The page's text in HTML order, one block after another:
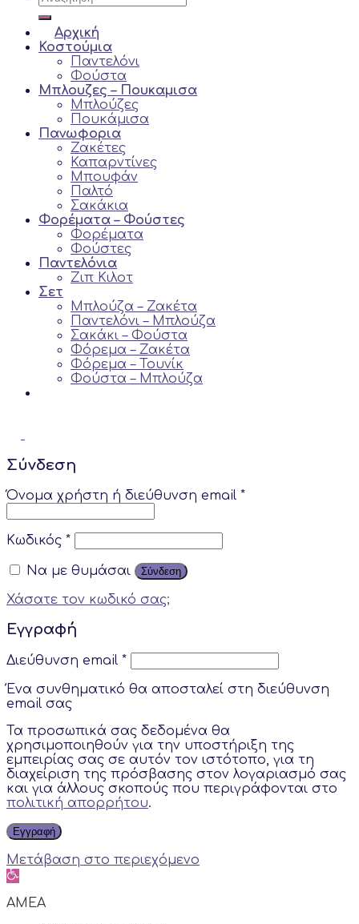
για:
Αρχική
Κοστούμια
Παντελόνι
Φούστα
Μπλουζες – Πουκαμισα
Μπλούζες
Πουκάμισα
Πανωφορια
Ζακέτες
Καπαρντίνες
Μπουφάν
Παλτό
Σακάκια
Φορέματα – Φούστες
Φορέματα
Φούστες
Παντελόνια
Ζιπ Κιλoτ
Σετ
Μπλούζα – Ζακέτα
Παντελόνι – Μπλούζα
Σακάκι – Φούστα
Φόρεμα – Ζακέτα
Φόρεμα – Τουνίκ
Φούστα – Μπλούζα
Σύνδεση
Όνομα χρήστη ή διεύθυνση email *
Κωδικός *
Να με θυμάσαι Σύνδεση
Χάσατε τον κωδικό σας;
Εγγραφή
Διεύθυνση email *
Ένα συνθηματικό θα αποσταλεί στη διεύθυνση
email σας
Τα προσωπικά σας δεδομένα θα
χρησιμοποιηθούν για την υποστήριξη της
εμπειρίας σας σε αυτόν τον ιστότοπο, για τη
διαχείριση της πρόσβασης στον λογαριασμό σας
και για άλλους σκοπούς που περιγράφονται στο
πολιτική απορρήτου.
Εγγραφή
Μετάβαση στο περιεχόμενο
Ανοίξτε
τη
γραμμή
AMEA